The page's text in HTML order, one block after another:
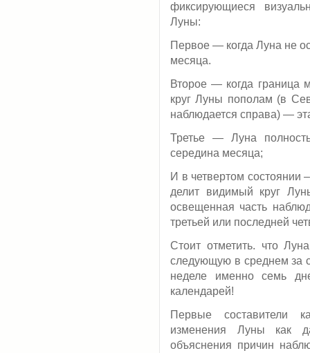
фиксирующиеся
Луны:
Первое — когда Луна не
месяца.
Второе — когда граница
круг Луны пополам (в
наблюдается справа) —
Третье — Луна
середина месяца;
И в четвертом состоянии
делит видимый круг
освещенная часть
третьей или последней
Стоит отметить. что
следующую в среднем за
неделе именно семь
календарей!
Первые составители
изменения Луны как
объяснения причин